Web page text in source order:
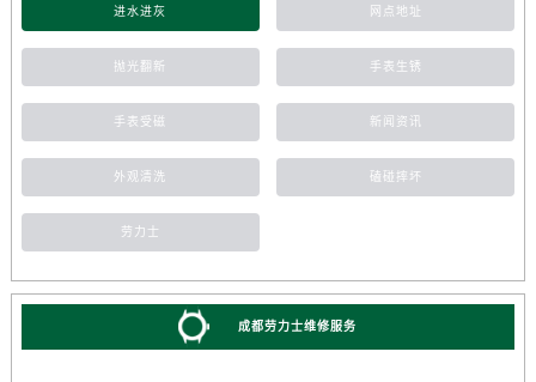
进水进灰 网点地址
抛光翻新 手表生锈
手表受磁 新闻资讯
外观清洗 磕碰摔坏
劳力士
成都劳力士维修服务